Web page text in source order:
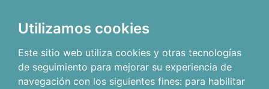
Utilizamos cookies
Este sitio web utiliza cookies y otras tecnologías
de seguimiento para mejorar su experiencia de
navegación con los siguientes fines: para habilitar